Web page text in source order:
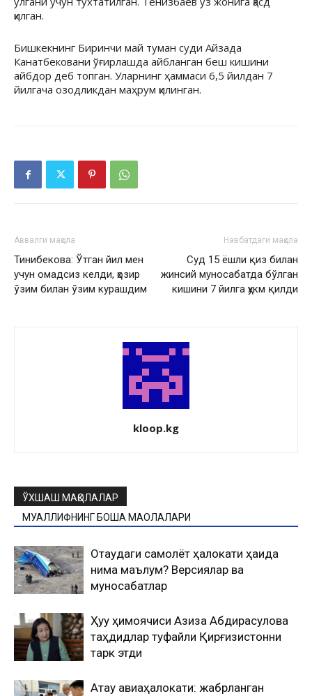
қилган.
Бишкекнинг Биринчи май туман суди Айзада
Канатбековани ўғирлашда айбланган беш кишини
айбдор деб топган. Уларнинг ҳаммаси 6,5 йилдан 7
йилгача озодликдан маҳрум қилинган.
Аввалги мақола
Тинибекова: Ўтган йил мен
учун омадсиз келди, ҳозир
ўзим билан ўзим курашдим
Навбатдаги мақола
Суд 15 ёшли қиз билан
жинсий муносабатда бўлган
кишини 7 йилга ҳукм қилди
kloop.kg
ЎХШАШ МАҚОЛАЛАР
МУАЛЛИФНИНГ БОШҚА МАҚОЛАЛАРИ
Оқтаудаги самолёт ҳалокати ҳақида
нима маълум? Версиялар ва
муносабатлар
Ҳуқуқ ҳимоячиси Азиза Абдирасулова
таҳдидлар туфайли Қирғизистонни
тарк этди
Ақтау авиаҳалокати: жабрланган